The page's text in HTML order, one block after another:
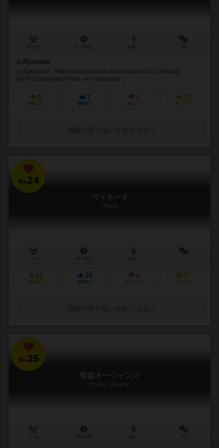
公式youtube
公式youtube https://www.youtube.com/channel/UCCcINwZg-
HUYcGEljblHswQ?view_as=subscriber ...
9
興味あり
7
経験あり
4
お気に入り
20
持ってる
No.24
ヴィネータ
Vineta
12
興味あり
35
経験あり
4
お気に入り
27
持ってる
No.25
怪盗オーシャンズ
Kaitou Oceans